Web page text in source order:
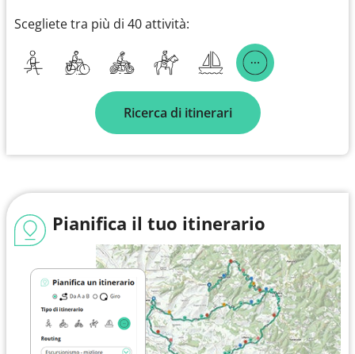
Scegliete tra più di 40 attività:
Ricerca di itinerari
Pianifica il tuo itinerario